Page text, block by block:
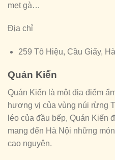
mẹt gà…
Địa chỉ
259 Tô Hiệu, Cầu Giấy,
Quán Kiến
Quán Kiến là một địa điểm
hương vị của vùng núi rừng
léo của đầu bếp, Quán Kiến
mang đến Hà Nội những
cao nguyên.